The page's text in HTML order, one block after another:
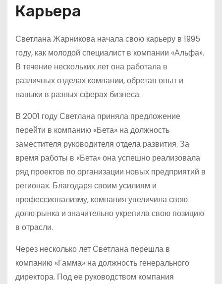
Карьера
Светлана Жарникова начала свою карьеру в 1995
году, как молодой специалист в компании «Альфа».
В течение нескольких лет она работала в
различных отделах компании, обретая опыт и
навыки в разных сферах бизнеса.
В 2001 году Светлана приняла предложение
перейти в компанию «Бета» на должность
заместителя руководителя отдела развития. За
время работы в «Бета» она успешно реализовала
ряд проектов по организации новых предприятий в
регионах. Благодаря своим усилиям и
профессионализму, компания увеличила свою
долю рынка и значительно укрепила свою позицию
в отрасли.
Через несколько лет Светлана перешла в
компанию «Гамма» на должность генерального
директора. Под ее руководством компания